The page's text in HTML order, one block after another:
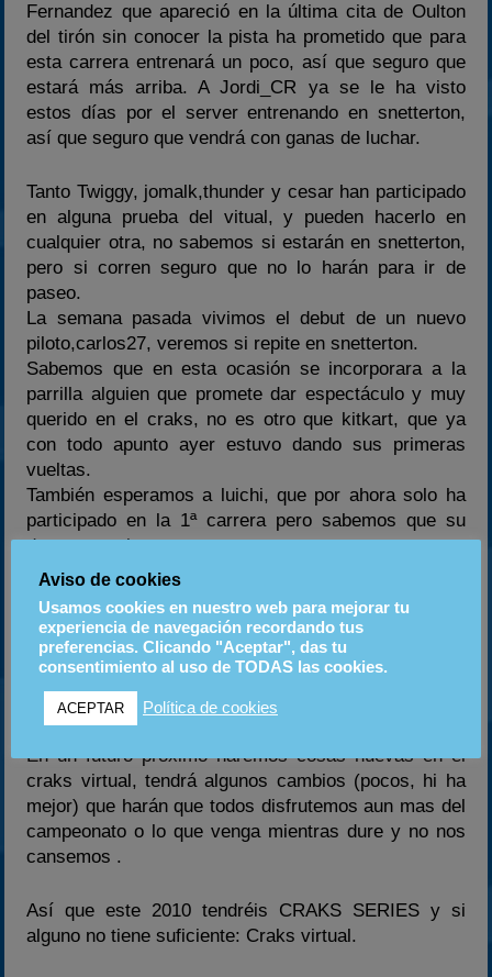
Fernandez que apareció en la última cita de Oulton
del tirón sin conocer la pista ha prometido que para
esta carrera entrenará un poco, así que seguro que
estará más arriba. A Jordi_CR ya se le ha visto
estos días por el server entrenando en snetterton,
así que seguro que vendrá con ganas de luchar.
Tanto Twiggy, jomalk,thunder y cesar han participado
en alguna prueba del vitual, y pueden hacerlo en
cualquier otra, no sabemos si estarán en snetterton,
pero si corren seguro que no lo harán para ir de
paseo.
La semana pasada vivimos el debut de un nuevo
piloto,carlos27, veremos si repite en snetterton.
Sabemos que en esta ocasión se incorporara a la
parrilla alguien que promete dar espectáculo y muy
querido en el craks, no es otro que kitkart, que ya
con todo apunto ayer estuvo dando sus primeras
vueltas.
También esperamos a luichi, que por ahora solo ha
participado en la 1ª carrera pero sabemos que su
deseo es volver cuanto antes a correr.
Que pasara de aquí al final del campeonato?
Se trasladaran los piques virtuales a las pistas del
series este 2010?
En un futuro próximo haremos cosas nuevas en el
craks virtual, tendrá algunos cambios (pocos, hi ha
mejor) que harán que todos disfrutemos aun mas del
campeonato o lo que venga mientras dure y no nos
cansemos .
Así que este 2010 tendréis CRAKS SERIES y si
alguno no tiene suficiente: Craks virtual.
Aviso de cookies
Usamos cookies en nuestro web para mejorar tu
experiencia de navegación recordando tus
preferencias. Clicando "Aceptar", das tu
consentimiento al uso de TODAS las cookies.
ACEPTAR Política de cookies